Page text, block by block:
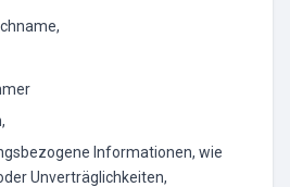
Informationen, wie
Unverträglichkeiten,